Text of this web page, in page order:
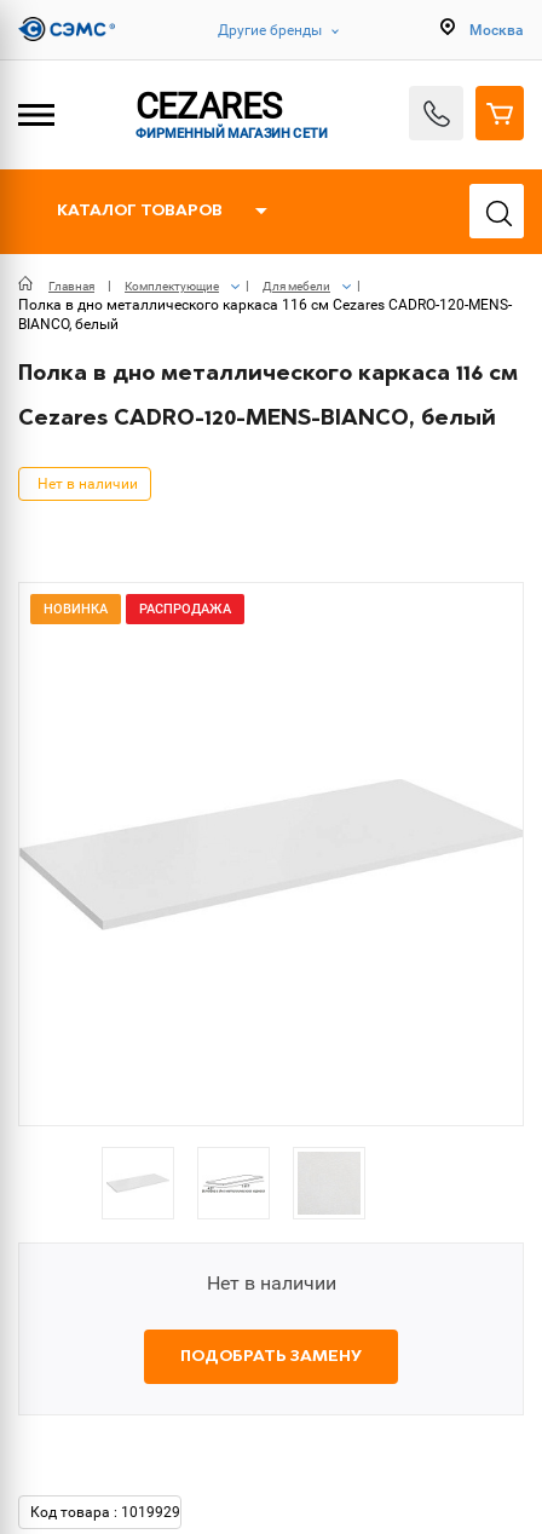
Другие бренды Москва
CEZARES
ФИРМЕННЫЙ МАГАЗИН СЕТИ
КАТАЛОГ ТОВАРОВ
Главная Комплектующие Для мебели
Полка в дно металлического каркаса 116 см Cezares CADRO-120-MENS-
BIANCO, белый
Полка в дно металлического каркаса 116 см
Cezares CADRO-120-MENS-BIANCO, белый
Нет в наличии
НОВИНКА РАСПРОДАЖА
Нет в наличии
ПОДОБРАТЬ ЗАМЕНУ
Код товара : 1019929